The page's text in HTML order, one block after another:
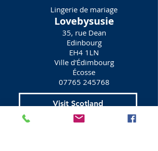
Lingerie de mariage
Lovebysusie
35, rue Dean
Edinbourg
EH4 1LN
Ville d'Édimbourg
Écosse
07765 245768
Visit Scotland